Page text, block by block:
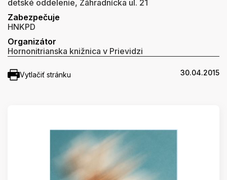
detské oddelenie, Záhradnícka ul. 21
Zabezpečuje
HNKPD
Organizátor
Hornonitrianska knižnica v Prievidzi
Vytlačiť stránku 30.04.2015